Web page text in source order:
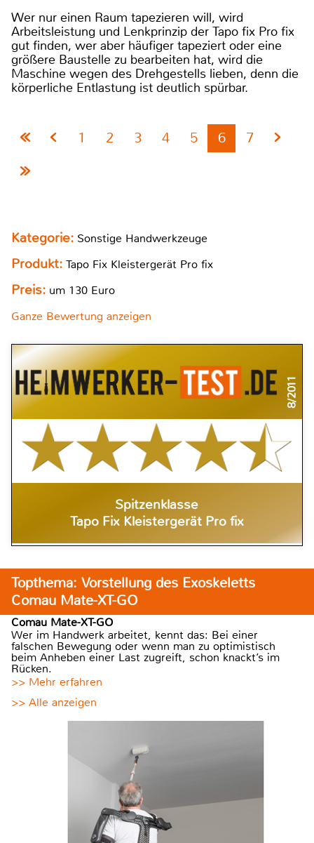
Wer nur einen Raum tapezieren will, wird
Arbeitsleistung und Lenkprinzip der Tapo fix Pro fix
gut finden, wer aber häufiger tapeziert oder eine
größere Baustelle zu bearbeiten hat, wird die
Maschine wegen des Drehgestells lieben, denn die
körperliche Entlastung ist deutlich spürbar.
1 2 3 4 5 6 7
Kategorie: Sonstige Handwerkzeuge
Produkt: Tapo Fix Kleistergerät Pro fix
Preis: um 130 Euro
Ganze Bewertung anzeigen
8/2011
Spitzenklasse
Tapo Fix Kleistergerät Pro fix
Topthema: Vorstellung des Exoskeletts
Comau Mate-XT-GO
Comau Mate-XT-GO
Wer im Handwerk arbeitet, kennt das: Bei einer
falschen Bewegung oder wenn man zu optimistisch
beim Anheben einer Last zugreift, schon knackt’s im
Rücken.
>> Mehr erfahren
>> Alle anzeigen